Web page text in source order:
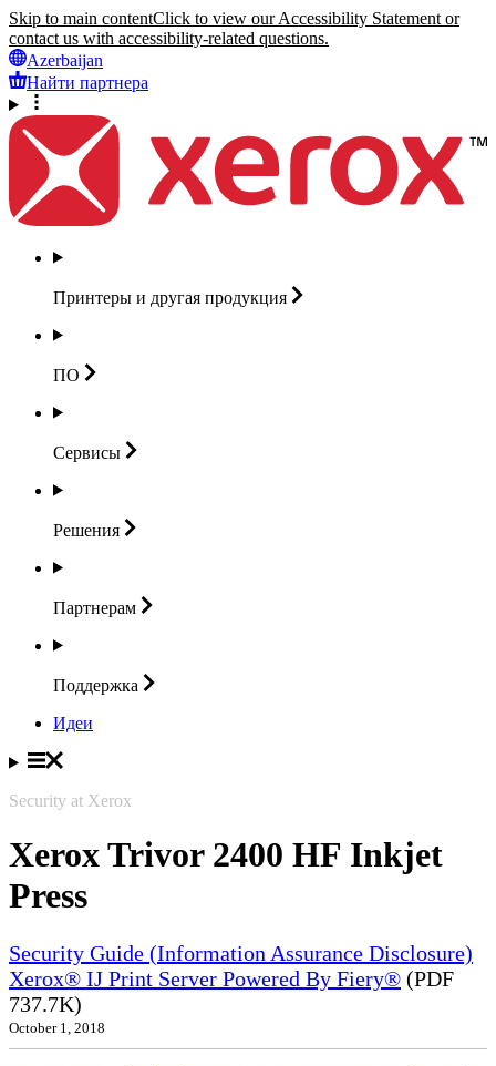
Skip to main contentClick to view our Accessibility Statement or
contact us with accessibility-related questions.
Azerbaijan
Найти партнера
Принтеры и другая продукция
ПО
Сервисы
Решения
Партнерам
Поддержка
Идеи
Security at Xerox
Xerox Trivor 2400 HF Inkjet
Press
Security Guide (Information Assurance Disclosure)
Xerox® IJ Print Server Powered By Fiery® (PDF
737.7K)
October 1, 2018